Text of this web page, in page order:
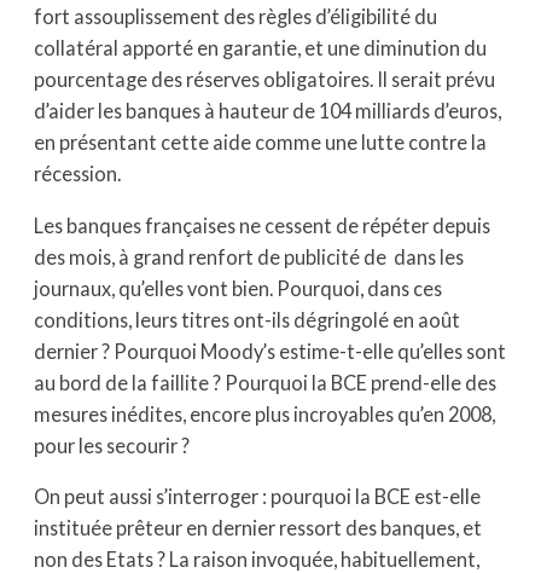
fort assouplissement des règles d’éligibilité du
collatéral apporté en garantie, et une diminution du
pourcentage des réserves obligatoires. Il serait prévu
d’aider les banques à hauteur de 104 milliards d’euros,
en présentant cette aide comme une lutte contre la
récession.
Les banques françaises ne cessent de répéter depuis
des mois, à grand renfort de publicité de dans les
journaux, qu’elles vont bien. Pourquoi, dans ces
conditions, leurs titres ont-ils dégringolé en août
dernier ? Pourquoi Moody’s estime-t-elle qu’elles sont
au bord de la faillite ? Pourquoi la BCE prend-elle des
mesures inédites, encore plus incroyables qu’en 2008,
pour les secourir ?
On peut aussi s’interroger : pourquoi la BCE est-elle
instituée prêteur en dernier ressort des banques, et
non des Etats ? La raison invoquée, habituellement,